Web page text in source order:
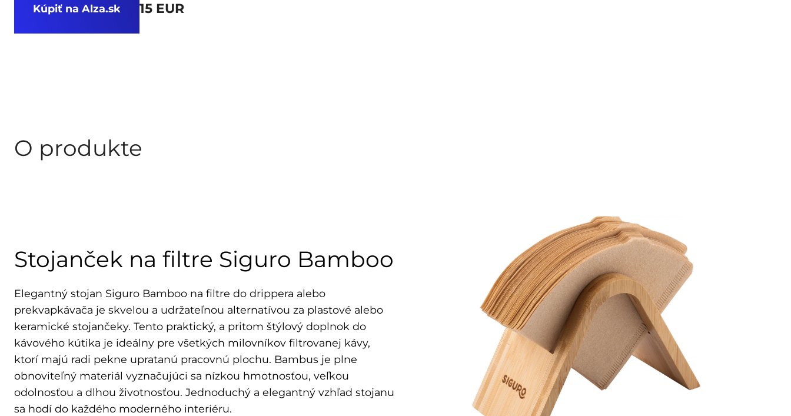
Kúpiť na Alza.sk 15 EUR
O produkte
Stojanček na filtre Siguro Bamboo
Elegantný stojan Siguro Bamboo na filtre do drippera alebo
prekvapkávača je skvelou a udržateľnou alternatívou za plastové alebo
keramické stojančeky. Tento praktický, a pritom štýlový doplnok do
kávového kútika je ideálny pre všetkých milovníkov filtrovanej kávy,
ktorí majú radi pekne upratanú pracovnú plochu. Bambus je plne
obnoviteľný materiál vyznačujúci sa nízkou hmotnosťou, veľkou
odolnosťou a dlhou životnosťou. Jednoduchý a elegantný vzhľad stojanu
sa hodí do každého moderného interiéru.